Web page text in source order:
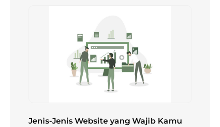
Jenis-Jenis Website yang Wajib Kamu